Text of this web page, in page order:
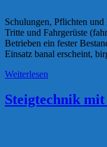
Schulungen, Pflichten
Tritte und Fahrgerüste
Betrieben ein fester
Einsatz banal erscheint,
Weiterlesen
Steigtechnik